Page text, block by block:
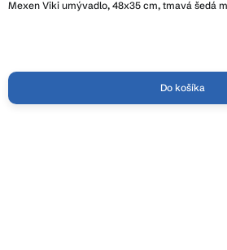
Mexen Viki umývadlo, 48x35 cm, tmavá šedá
Do košíka